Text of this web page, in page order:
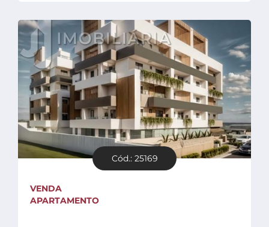
Cód.: 25169
VENDA
APARTAMENTO